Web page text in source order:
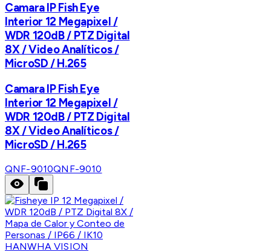
Camara IP Fish Eye
Interior 12 Megapixel /
WDR 120dB / PTZ Digital
8X / Video Analíticos /
MicroSD / H.265
Camara IP Fish Eye
Interior 12 Megapixel /
WDR 120dB / PTZ Digital
8X / Video Analíticos /
MicroSD / H.265
QNF-9010QNF-9010
HANWHA VISION